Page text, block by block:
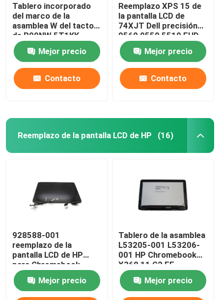
Tablero incorporado
del marco de la
asamblea W del tacto
de P99NW 5T1KK
M0XG8 Dell
Chromebook 3100
Mejor precio
Contacto
Reemplazo XPS 15 de
la pantalla LCD de
74XJT Dell precisión
9560 9550 5510 FHD
Mejor precio
Contacto
Reemplazo de la pantalla LCD de HP (16)
928588-001
reemplazo de la
pantalla LCD de HP
para Chromebook
panel LCD de G1 serie
11-AE X360 EE 11,6”
Mejor precio
Tablero de la asamblea
L53205-001 L53206-
001 HP Chromebook
X360 11 G2 EE
NV116WHM-T10 LCD
W/Frame de HP LCD
Mejor precio